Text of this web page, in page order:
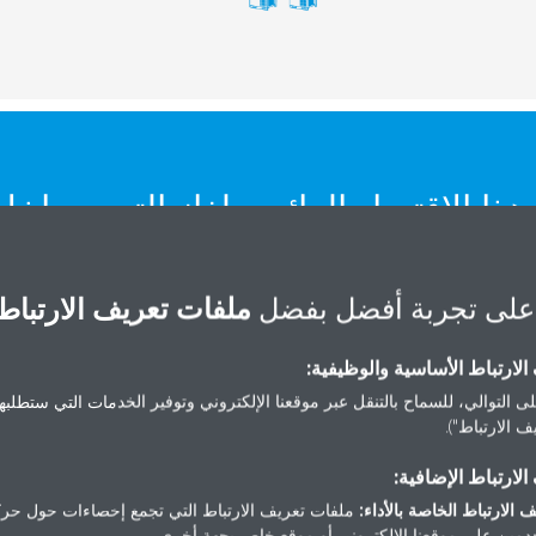
الاقتصاد الدائري لغاز التبريد
تأثيرنا البيئي. فبدلاً من إنتاج
التبريد القديم وإنتاج شيء
الطريقة يمكننا إنشاء دائرة
التبريد ضمن شبكة Action."
- مايكل كولين، مدير إنشاءات المجموعة في شركة Action
تجربة أفضل بفضل ملفات تعريف
الأساسية والوظيفية:
التوالي، للسماح بالتنقل عبر موقعنا الإلكتروني وتوفير الخدمات التي
الارتباط").
الإضافية:
الارتباط الخاصة بالأداء: ملفات تعريف الارتباط التي تجمع إحصاءات حول